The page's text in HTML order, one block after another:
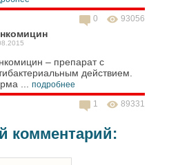
93056
0
– препарат с
действием.
... подробнее
89331
1
комментарий: